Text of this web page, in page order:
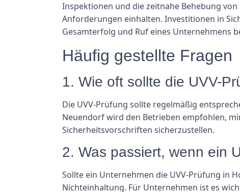
Inspektionen und die zeitnahe Behebung
Anforderungen einhalten. Investitionen in
Gesamterfolg und Ruf eines Unternehmens
Häufig gestellte Fragen
1. Wie oft sollte die UVV-
Die UVV-Prüfung sollte regelmäßig
Neuendorf wird den Betrieben empfohlen,
Sicherheitsvorschriften sicherzustellen.
2. Was passiert, wenn ein
Sollte ein Unternehmen die UVV-Prüfung in
Nichteinhaltung. Für Unternehmen ist es